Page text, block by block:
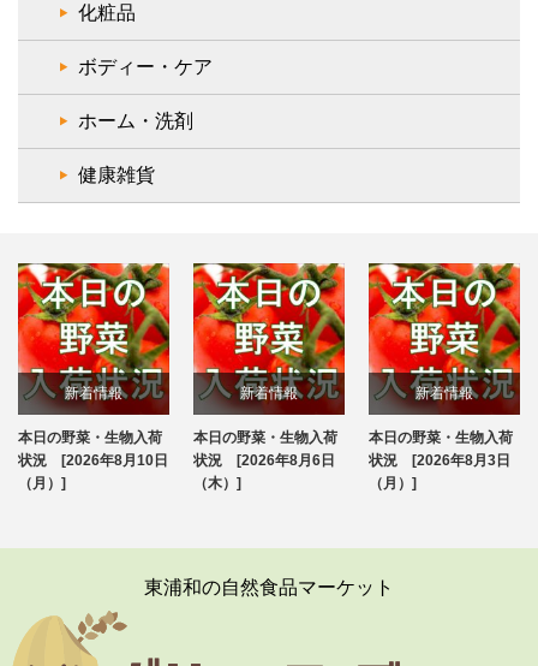
化粧品
ボディー・ケア
ホーム・洗剤
健康雑貨
新着情報
ブログ
本日の野菜・生物入荷
状況 [2026年8月10日
（月）]
新着情報
ブログ
本日の野菜・生物入荷
状況 [2026年8月6日
（木）]
新着情報
ブログ
本日の野菜・生物入荷
状況 [2026年8月3日
（月）]
東浦和の自然食品マーケット